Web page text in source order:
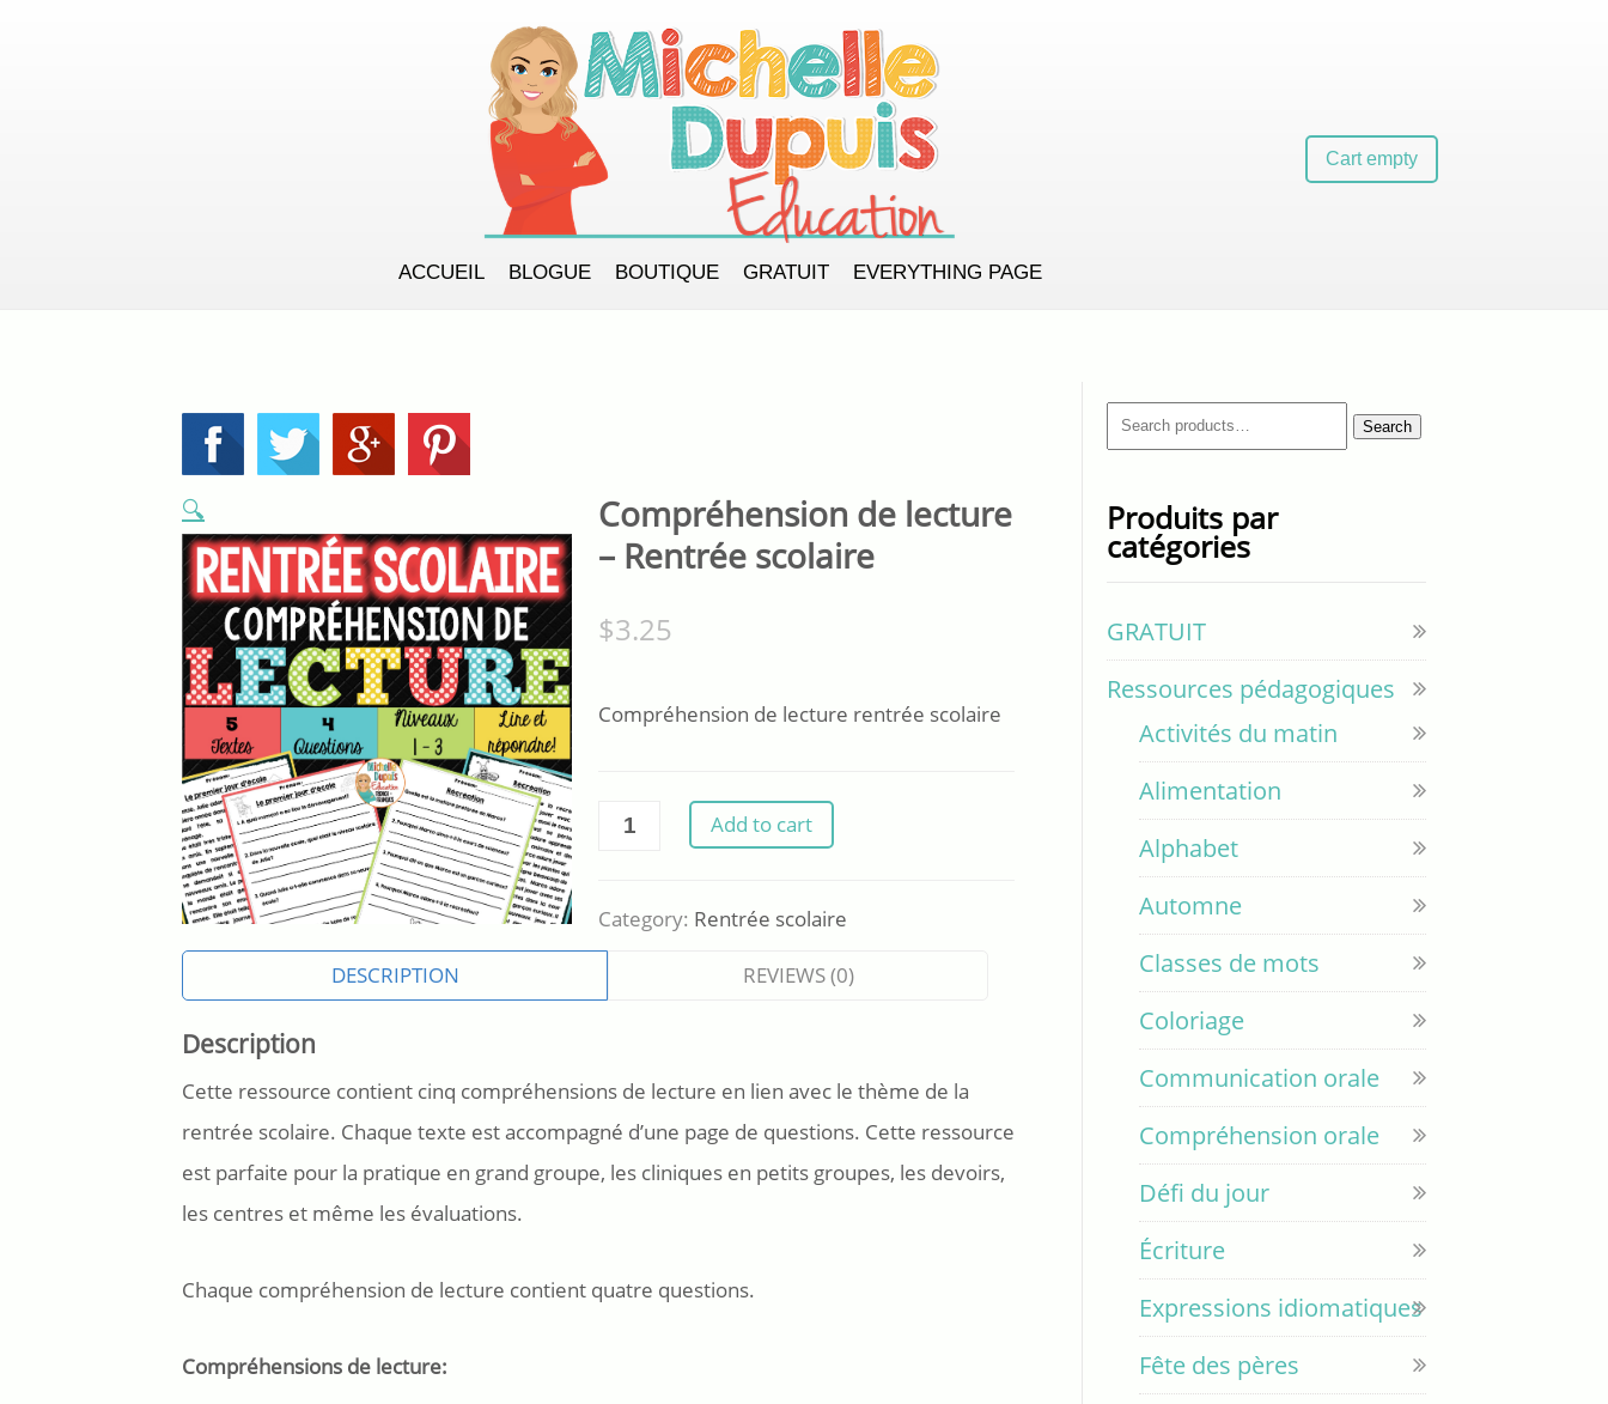
Cart empty
ACCUEIL BLOGUE BOUTIQUE GRATUIT EVERYTHING PAGE
🔍
Compréhension de lecture
– Rentrée scolaire
$3.25
Compréhension de lecture rentrée scolaire
Compréhension
-
Rentrée
quantity
Add to cart
Category: Rentrée scolaire
DESCRIPTION REVIEWS (0)
Description
Cette ressource contient cinq compréhensions de lecture en lien avec le thème de la
rentrée scolaire. Chaque texte est accompagné d’une page de questions. Cette ressource
est parfaite pour la pratique en grand groupe, les cliniques en petits groupes, les devoirs,
les centres et même les évaluations.
Chaque compréhension de lecture contient quatre questions.
Compréhensions de lecture:
Search
for:
Search
Produits par
catégories
GRATUIT
Ressources pédagogiques
Activités du matin
Alimentation
Alphabet
Automne
Classes de mots
Coloriage
Communication orale
Compréhension orale
Défi du jour
Écriture
Expressions idiomatiques
Fête des pères